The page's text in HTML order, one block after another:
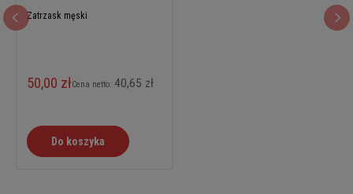
Zatrzask męski
50,00 złCena netto: 40,65 zł
Do koszyka